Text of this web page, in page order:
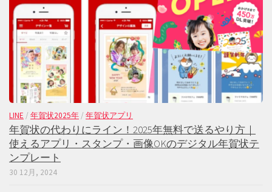
LINE / 年賀状2025年 / 年賀状アプリ
年賀状の代わりにライン！2025年無料で送るやり方｜
使えるアプリ・スタンプ・画像OKのデジタル年賀状テ
ンプレート
30 12月, 2024